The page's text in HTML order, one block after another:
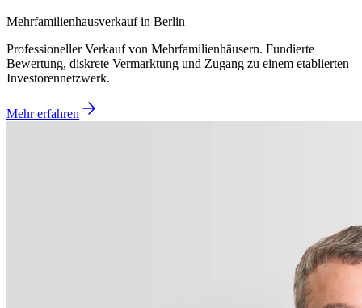
Mehrfamilienhausverkauf in Berlin
Professioneller Verkauf von Mehrfamilienhäusern. Fundierte
Bewertung, diskrete Vermarktung und Zugang zu einem etablierten
Investorennetzwerk.
Mehr erfahren